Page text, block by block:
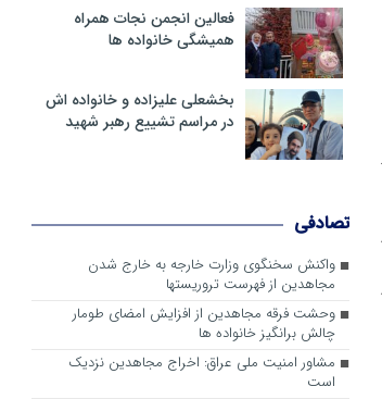
فعالین انجمن نجات همراه
همیشگی خانواده ها
بخشعلی علیزاده و خانواده اش
در مراسم تشییع رهبر شهید
تصادفی
واکنش سخنگوی وزارت خارجه به خارج شدن
مجاهدین از فهرست تروریستها
وحشت فرقه مجاهدین از افزایش امضای طومار
چالش برانگیز خانواده ها
مشاور امنیت ملی عراق: اخراج مجاهدین نزدیک
است